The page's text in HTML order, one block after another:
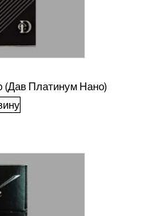
(Дав Платинум Нано)